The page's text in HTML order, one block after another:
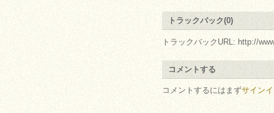
トラックバック(0)
トラックバックURL: http://
コメントする
コメントするにはまずサイン